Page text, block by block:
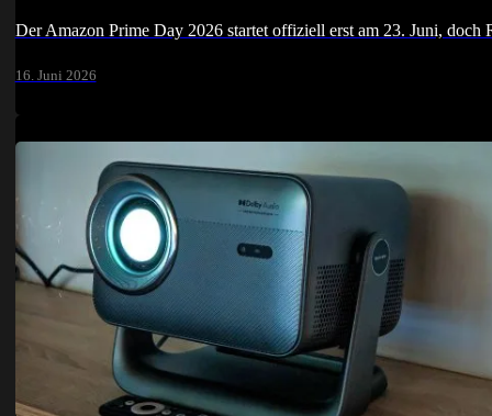
Der Amazon Prime Day 2026 startet offiziell erst am 23. Juni,
16. Juni 2026